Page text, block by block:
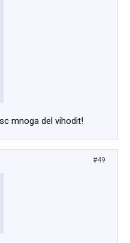
mnoga del vihodit!
#49